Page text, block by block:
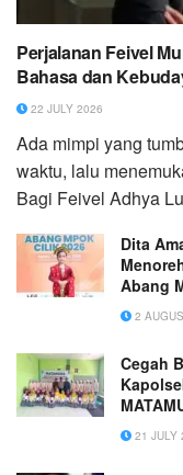
Perjalanan Feivel
Bahasa dan
22 JULY 2026
Ada mimpi yang
waktu, lalu
Bagi Feivel Adhya
Dita
Abang
Setelah
2
Cegah
21 JULY